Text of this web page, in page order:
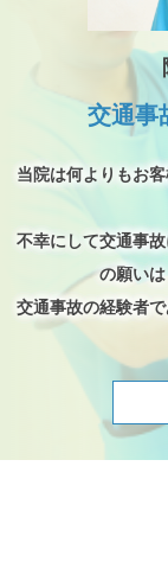
交通事
当院は何よりもお
不幸にして交通事
の願い
交通事故の経験者